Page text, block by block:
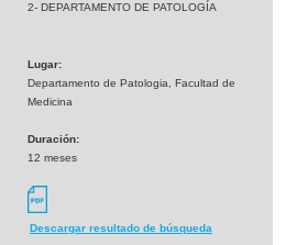
2- DEPARTAMENTO DE PATOLOGÍA
Lugar:
Departamento de Patologia, Facultad de
Medicina
Duración:
12 meses
Descargar resultado de búsqueda